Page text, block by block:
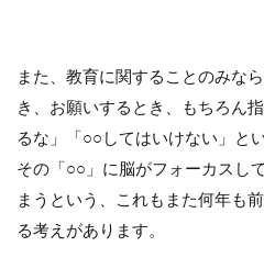
また、教育に関することのみな
き、お願いするとき、もちろん
るな」「○○してはいけない」と
その「○○」に脳がフォーカスし
まうという、これもまた何年も
る考えがあります。